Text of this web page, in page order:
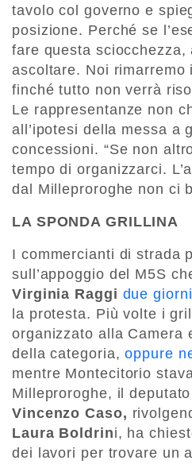
tavolo col governo e
posizione. Perché se
fare questa sciocchezza,
ascoltare. Noi rimarremo
finché tutto non verrà
Le rappresentanze non
all’ipotesi della messa a
concessioni. “Se non
tempo di organizzarci.
dal Milleproroghe non ci
LA SPONDA GRILLINA
I commercianti di strada
sull’appoggio del M5S
Virginia Raggi due
la protesta. Più volte i
organizzato alla Camera
della categoria,oppure
mentre Montecitorio
Milleproroghe, il
Vincenzo Caso,
Laura Boldrini, ha
dei lavori per trovare un